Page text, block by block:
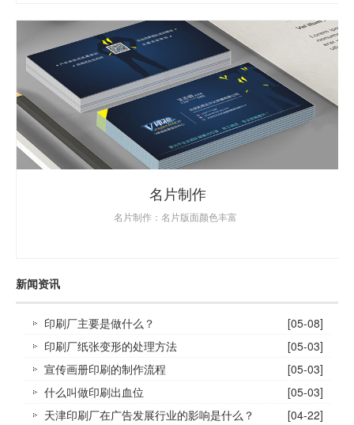
名片制作
名片制作：名片版面颜色丰富
新闻资讯
印刷厂主要是做什么？
[05-08]
印刷厂纸张变形的处理方法
[05-03]
宣传画册印刷的制作流程
[05-03]
什么叫做印刷出血位
[05-03]
天津印刷厂在广告发展行业的影响是什么？
[04-22]